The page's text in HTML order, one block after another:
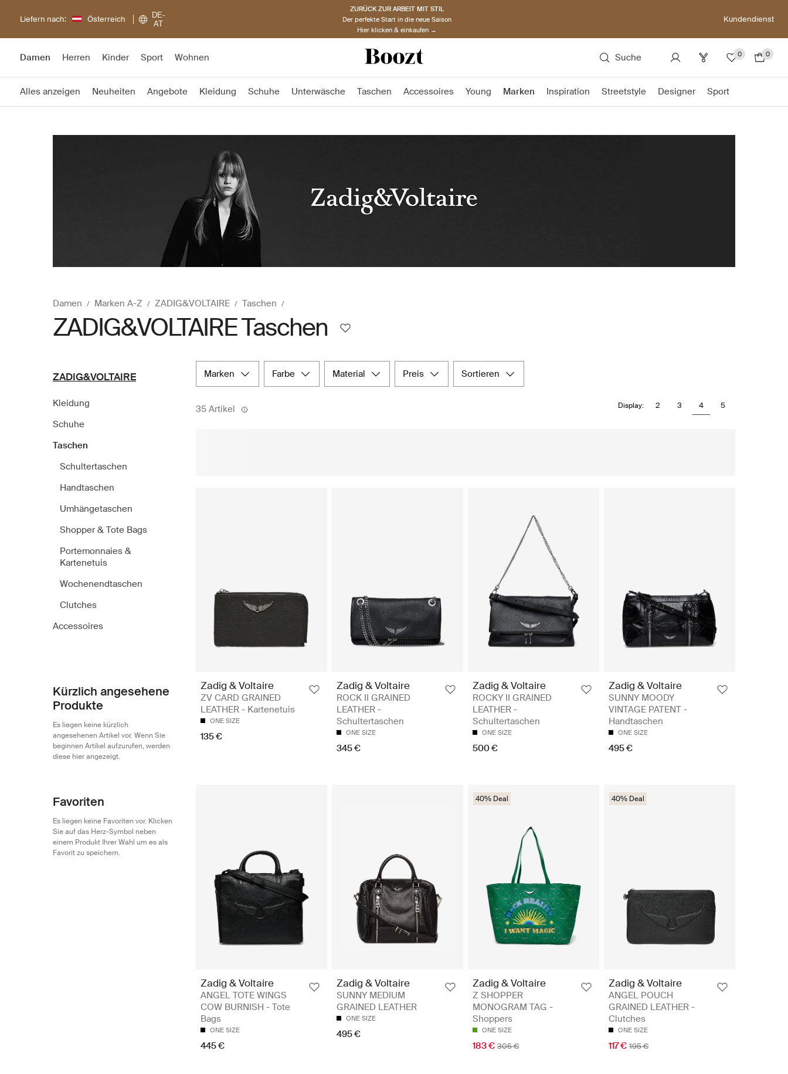
Liefern nach: Österreich
DE-
AT
ZURÜCK ZUR ARBEIT MIT STIL
Der perfekte Start in die neue Saison
Hier klicken & einkaufen →
Kundendienst
Damen Herren Kinder Sport Wohnen Suche 0 0
Alles anzeigen Neuheiten Angebote Kleidung Schuhe Unterwäsche Taschen Accessoires Young Marken Inspiration Streetstyle Designer Sport
Damen Marken A-Z ZADIG&VOLTAIRE Taschen
ZADIG&VOLTAIRE Taschen
ZADIG&VOLTAIRE
Kleidung
Schuhe
Taschen
Schultertaschen
Handtaschen
Umhängetaschen
Shopper & Tote Bags
Portemonnaies &
Kartenetuis
Wochenendtaschen
Clutches
Accessoires
Kürzlich angesehene
Produkte
Es liegen keine kürzlich
angesehenen Artikel vor. Wenn Sie
beginnen Artikel aufzurufen, werden
diese hier angezeigt.
Favoriten
Es liegen keine Favoriten vor. Klicken
Sie auf das Herz-Symbol neben
einem Produkt Ihrer Wahl um es als
Favorit zu speichern.
marken farbe material preis sortieren
35 Artikel Display: 2 3 4 5
Zadig & Voltaire
ZV CARD GRAINED
LEATHER - Kartenetuis
ONE SIZE
135 €
Zadig & Voltaire
ROCK II GRAINED
LEATHER -
Schultertaschen
ONE SIZE
345 €
Zadig & Voltaire
ROCKY II GRAINED
LEATHER -
Schultertaschen
ONE SIZE
500 €
Zadig & Voltaire
SUNNY MOODY
VINTAGE PATENT -
Handtaschen
ONE SIZE
495 €
Zadig & Voltaire
ANGEL TOTE WINGS
COW BURNISH - Tote
Bags
ONE SIZE
445 €
Zadig & Voltaire
SUNNY MEDIUM
GRAINED LEATHER
ONE SIZE
495 €
40% Deal
Zadig & Voltaire
Z SHOPPER
MONOGRAM TAG -
Shoppers
ONE SIZE
183 € 305 €
40% Deal
Zadig & Voltaire
ANGEL POUCH
GRAINED LEATHER -
Clutches
ONE SIZE
117 € 195 €